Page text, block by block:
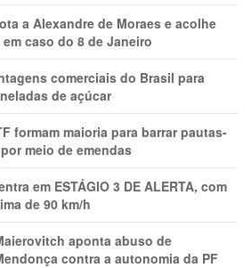
a Alexandre de Moraes e acolhe
caso do 8 de Janeiro
comerciais do Brasil para
de açúcar
formam maioria para barrar pautas-
meio de emendas
em ESTÁGIO 3 DE ALERTA, com
de 90 km/h
aponta abuso de
contra a autonomia da PF